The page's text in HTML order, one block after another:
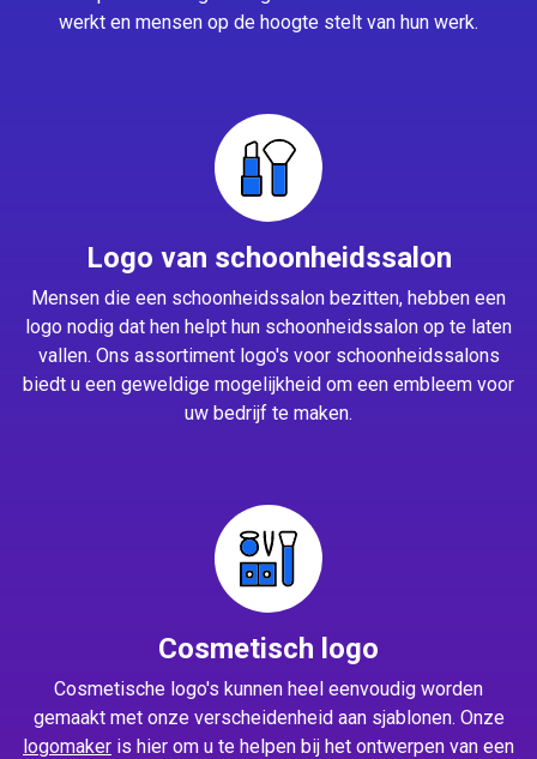
werkt en mensen op de hoogte stelt van hun werk.
Logo van schoonheidssalon
Mensen die een schoonheidssalon bezitten, hebben een
logo nodig dat hen helpt hun schoonheidssalon op te laten
vallen. Ons assortiment logo's voor schoonheidssalons
biedt u een geweldige mogelijkheid om een embleem voor
uw bedrijf te maken.
Cosmetisch logo
Cosmetische logo's kunnen heel eenvoudig worden
gemaakt met onze verscheidenheid aan sjablonen. Onze
logomaker is hier om u te helpen bij het ontwerpen van een